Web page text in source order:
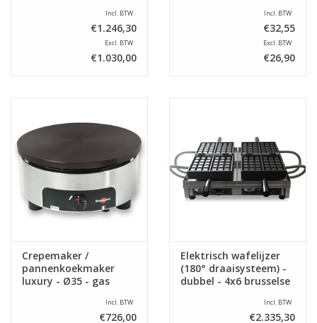
Incl. BTW
€1.246,30
Excl. BTW
€1.030,00
Incl. BTW
€32,55
Excl. BTW
€26,90
Crepemaker /
pannenkoekmaker
luxury - Ø35 - gas
Incl. BTW
€726,00
Elektrisch wafelijzer
(180° draaisysteem) -
dubbel - 4x6 brusselse
Incl. BTW
€2.335,30